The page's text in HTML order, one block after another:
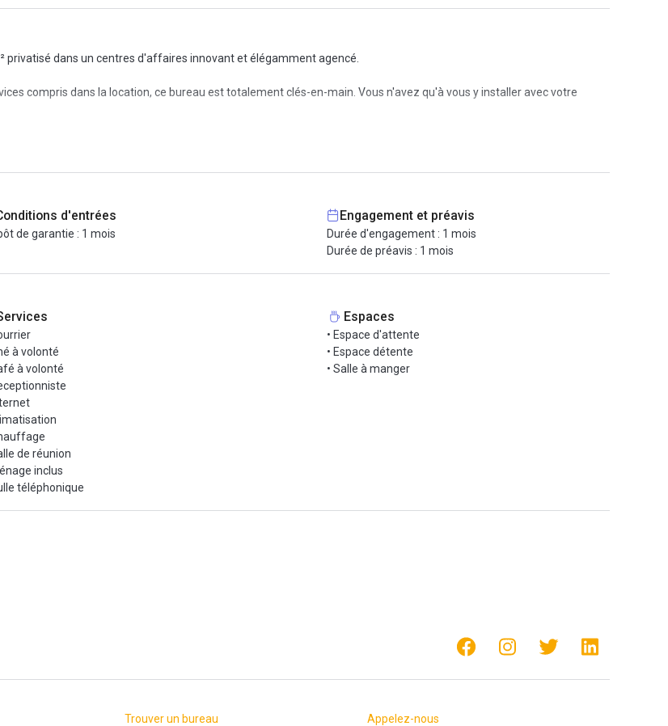
privatisé dans un centres d'affaires innovant et élégamment agencé.
compris dans la location, ce bureau est totalement clés-en-main. Vous n'avez qu'à vous y installer avec votre
de tous les services dont votre entreprise peut avoir besoin :
d'entrées
de garantie : 1 mois
Engagement et préavis
Durée d'engagement : 1 mois
Durée de préavis : 1 mois
à volonté
à volonté
de réunion
inclus
téléphonique
Espaces
• Espace d'attente
• Espace détente
• Salle à manger
Trouver un bureau Appelez-nous